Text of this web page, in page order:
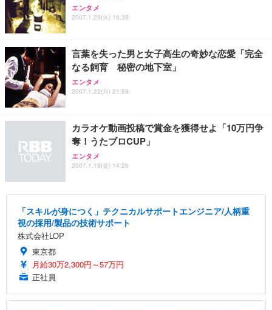
エンタメ
2007.1.23(火) 16:38
言葉を失った男と女子高生の奇妙な恋愛「完全
なる飼育 秘密の地下室」
エンタメ
2007.1.22(月) 21:59
カラオケ動画投稿で賞金を獲得せよ「10万円争
奪！うたブロCUP」
エンタメ
2007.1.19(金) 14:26
「スキルが身につく」テクニカルサポートエンジニア/人柄重
視の採用/製品の技術サポート
株式会社LOP
東京都
月給30万2,300円～57万円
正社員